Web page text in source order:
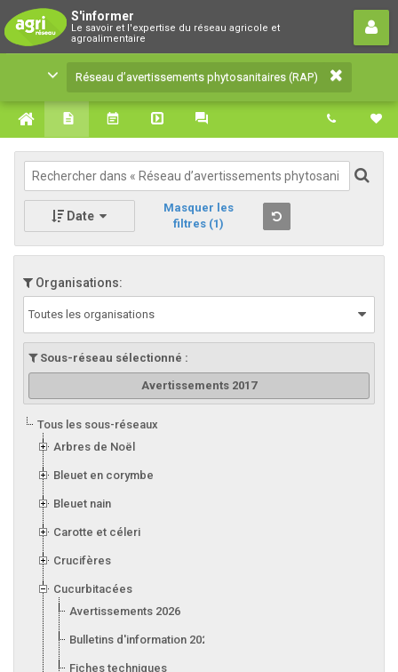
S'informer
Le savoir et l'expertise du réseau agricole et
agroalimentaire
Réseau d’avertissements
phytosanitaires (RAP)
Le savoir et l'expertise du réseau agricole et
agroalimentaire
Réseau d’avertissements phytosanitaires (RAP)
Date
Masquer les
filtres (1)
Organisations:
Toutes les organisations
Sous-réseau sélectionné :
Avertissements 2017
Tous les sous-réseaux
Arbres de Noël
Bleuet en corymbe
Bleuet nain
Carotte et céleri
Crucifères
Cucurbitacées
Avertissements 2026
Bulletins d'information 2026
Fiches techniques